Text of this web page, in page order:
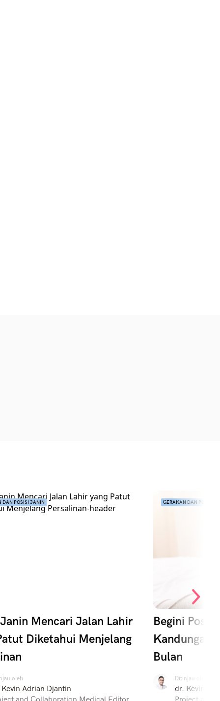
DAN POSISI JANIN
Mencari Jalan Lahir
Diketahui Menjelang
oleh
Adrian Djantin
GERAKAN DAN POSISI
Begini
Kandungan
Bulan
Ditinjau oleh
dr. Kevin